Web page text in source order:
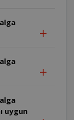
uygun